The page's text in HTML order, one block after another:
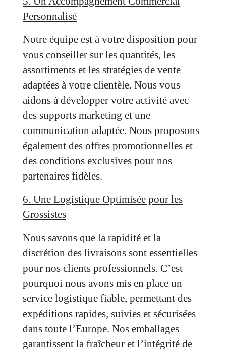
Personnalisé
Notre équipe est à votre disposition pour
vous conseiller sur les quantités, les
assortiments et les stratégies de vente
adaptées à votre clientèle. Nous vous
aidons à développer votre activité avec
des supports marketing et une
communication adaptée. Nous proposons
également des offres promotionnelles et
des conditions exclusives pour nos
partenaires fidèles.
6. Une Logistique Optimisée pour les
Grossistes
Nous savons que la rapidité et la
discrétion des livraisons sont essentielles
pour nos clients professionnels. C’est
pourquoi nous avons mis en place un
service logistique fiable, permettant des
expéditions rapides, suivies et sécurisées
dans toute l’Europe. Nos emballages
garantissent la fraîcheur et l’intégrité de